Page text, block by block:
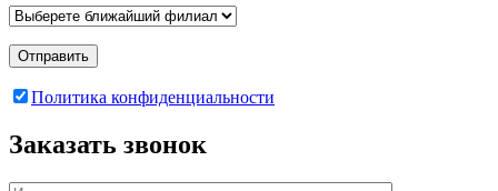
Отправить
Политика конфиденциальности
Заказать звонок